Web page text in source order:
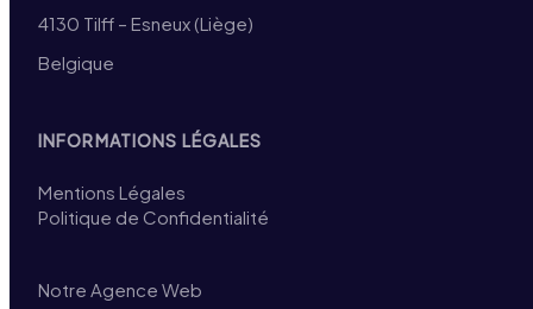
4130 Tilff – Esneux (Liège)
Belgique
INFORMATIONS LÉGALES
Mentions Légales
Politique de Confidentialité
Notre Agence Web